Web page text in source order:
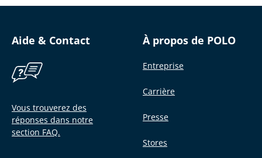
Aide & Contact
Vous trouverez des
réponses dans notre
section FAQ.
À propos de POLO
Entreprise
Carrière
Presse
Stores